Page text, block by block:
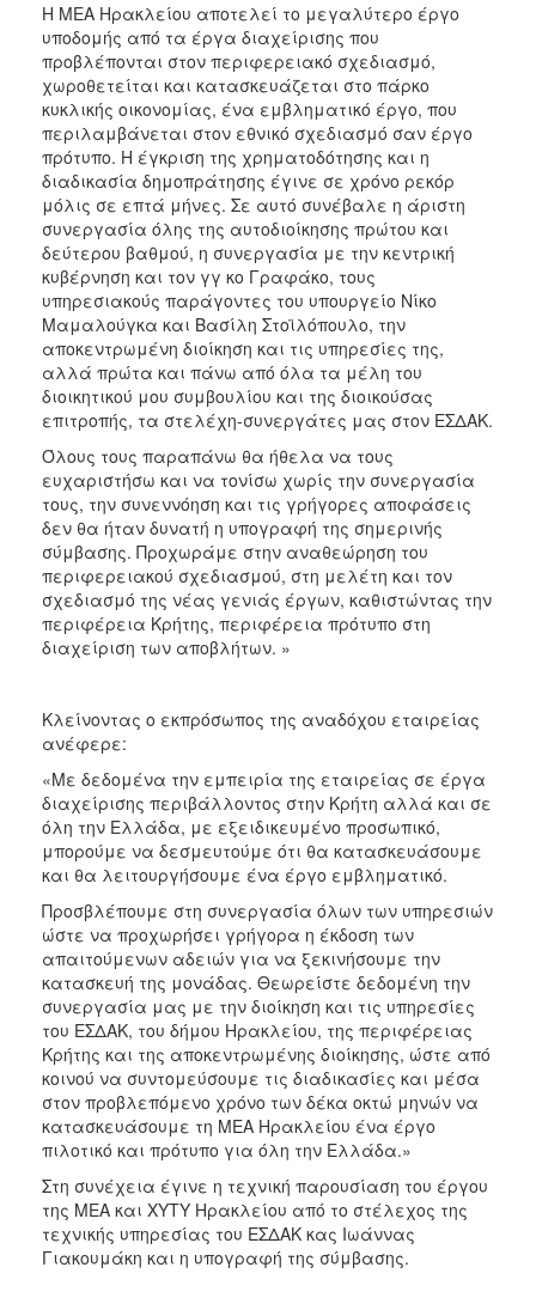
Η ΜΕΑ Ηρακλείου αποτελεί το μεγαλύτερο έργο
υποδομής από τα έργα διαχείρισης που
προβλέπονται στον περιφερειακό σχεδιασμό,
χωροθετείται και κατασκευάζεται στο πάρκο
κυκλικής οικονομίας, ένα εμβληματικό έργο, που
περιλαμβάνεται στον εθνικό σχεδιασμό σαν έργο
πρότυπο. Η έγκριση της χρηματοδότησης και η
διαδικασία δημοπράτησης έγινε σε χρόνο ρεκόρ
μόλις σε επτά μήνες. Σε αυτό συνέβαλε η άριστη
συνεργασία όλης της αυτοδιοίκησης πρώτου και
δεύτερου βαθμού, η συνεργασία με την κεντρική
κυβέρνηση και τον γγ κο Γραφάκο, τους
υπηρεσιακούς παράγοντες του υπουργείο Νίκο
Μαμαλούγκα και Βασίλη Στοϊλόπουλο, την
αποκεντρωμένη διοίκηση και τις υπηρεσίες της,
αλλά πρώτα και πάνω από όλα τα μέλη του
διοικητικού μου συμβουλίου και της διοικούσας
επιτροπής, τα στελέχη-συνεργάτες μας στον ΕΣΔΑΚ.
Όλους τους παραπάνω θα ήθελα να τους
ευχαριστήσω και να τονίσω χωρίς την συνεργασία
τους, την συνεννόηση και τις γρήγορες αποφάσεις
δεν θα ήταν δυνατή η υπογραφή της σημερινής
σύμβασης. Προχωράμε στην αναθεώρηση του
περιφερειακού σχεδιασμού, στη μελέτη και τον
σχεδιασμό της νέας γενιάς έργων, καθιστώντας την
περιφέρεια Κρήτης, περιφέρεια πρότυπο στη
διαχείριση των αποβλήτων. »
Κλείνοντας ο εκπρόσωπος της αναδόχου εταιρείας
ανέφερε:
«Με δεδομένα την εμπειρία της εταιρείας σε έργα
διαχείρισης περιβάλλοντος στην Κρήτη αλλά και σε
όλη την Ελλάδα, με εξειδικευμένο προσωπικό,
μπορούμε να δεσμευτούμε ότι θα κατασκευάσουμε
και θα λειτουργήσουμε ένα έργο εμβληματικό.
Προσβλέπουμε στη συνεργασία όλων των υπηρεσιών
ώστε να προχωρήσει γρήγορα η έκδοση των
απαιτούμενων αδειών για να ξεκινήσουμε την
κατασκευή της μονάδας. Θεωρείστε δεδομένη την
συνεργασία μας με την διοίκηση και τις υπηρεσίες
του ΕΣΔΑΚ, του δήμου Ηρακλείου, της περιφέρειας
Κρήτης και της αποκεντρωμένης διοίκησης, ώστε από
κοινού να συντομεύσουμε τις διαδικασίες και μέσα
στον προβλεπόμενο χρόνο των δέκα οκτώ μηνών να
κατασκευάσουμε τη ΜΕΑ Ηρακλείου ένα έργο
πιλοτικό και πρότυπο για όλη την Ελλάδα.»
Στη συνέχεια έγινε η τεχνική παρουσίαση του έργου
της ΜΕΑ και ΧΥΤΥ Ηρακλείου από το στέλεχος της
τεχνικής υπηρεσίας του ΕΣΔΑΚ κας Ιωάννας
Γιακουμάκη και η υπογραφή της σύμβασης.